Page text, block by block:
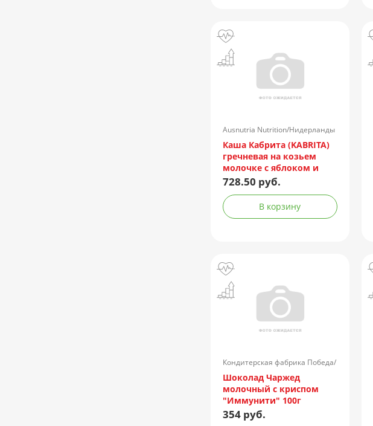
Ausnutria Nutrition/Нидерланды
Каша Кабрита (KABRITA)
гречневая на козьем
молочке с яблоком и
абрикосом (с 5 мес.) 180г
728.50 руб.
В корзину
Кондитерская фабрика Победа/
Россия
Шоколад Чаржед
молочный с криспом
"Иммунити" 100г
354 руб.